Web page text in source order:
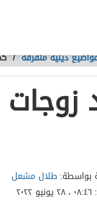
دينية متفرقة /
بواسطة: طلال مشعل
٠٨:٤٦ ، ٢٨ يونيو ٢٠٢٢